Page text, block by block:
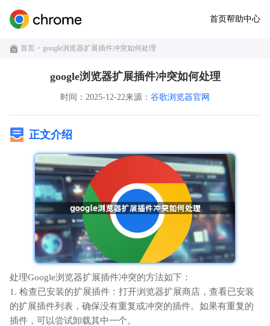
首页帮助中心
首页 > google浏览器扩展插件冲突如何处理
google浏览器扩展插件冲突如何处理
时间：2025-12-22来源： 谷歌浏览器官网
正文介绍
处理Google浏览器扩展插件冲突的方法如下：
1. 检查已安装的扩展插件：打开浏览器扩展商店，查看已安装
的扩展插件列表，确保没有重复或冲突的插件。如果有重复的
插件，可以尝试卸载其中一个。